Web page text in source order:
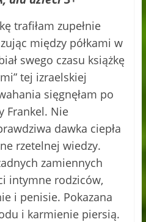
trafiłam zupełnie
między półkami w
swego czasu książkę
tej izraelskiej
sięgnęłam po
Frankel. Nie
dawka ciepła
rzetelnej wiedzy.
zamiennych
intymne rodziców,
i penisie. Pokazana
i karmienie piersią.